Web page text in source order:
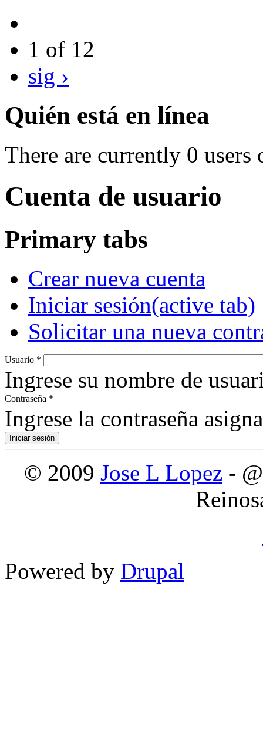
1 of 12
sig ›
Quién está en línea
There are currently 0 users
Cuenta de usuario
Primary tabs
Crear nueva cuenta
Iniciar sesión(active tab)
Solicitar una nueva
Usuario *
Ingrese su nombre de
Contraseña *
Ingrese la contraseña
© 2009 Jose L Lopez -
Powered by Drupal